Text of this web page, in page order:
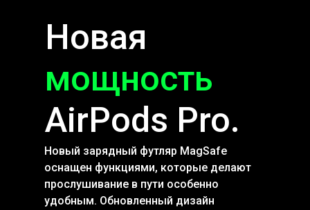
Новая
мощность
AirPods Pro.
Новый зарядный футляр MagSafe
оснащен функциями, которые делают
прослушивание в пути особенно
удобным. Обновленный дизайн